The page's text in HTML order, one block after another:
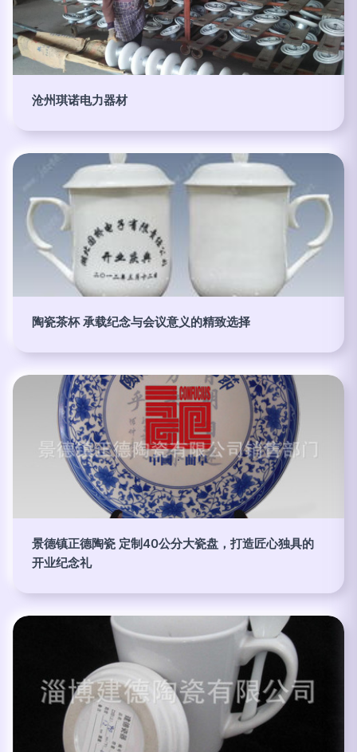
沧州琪诺电力器材
陶瓷茶杯 承载纪念与会议意义的精致选择
景德镇正德陶瓷 定制40公分大瓷盘，打造匠心独具的
开业纪念礼